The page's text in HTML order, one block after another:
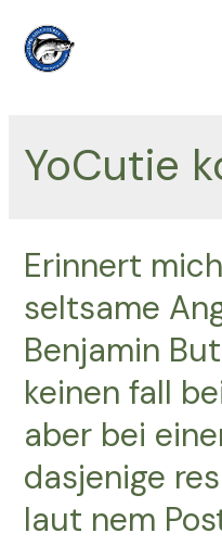
content
YoCutie
Erinnert
seltsame
Benjamin
keinen fall
aber bei
dasjenige
laut nem